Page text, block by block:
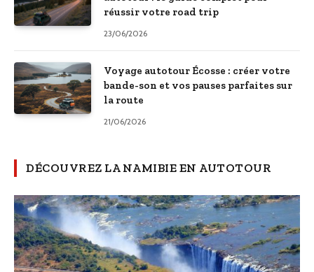
réussir votre road trip
23/06/2026
Voyage autotour Écosse : créer votre
bande-son et vos pauses parfaites sur
la route
21/06/2026
DÉCOUVREZ LA NAMIBIE EN AUTOTOUR